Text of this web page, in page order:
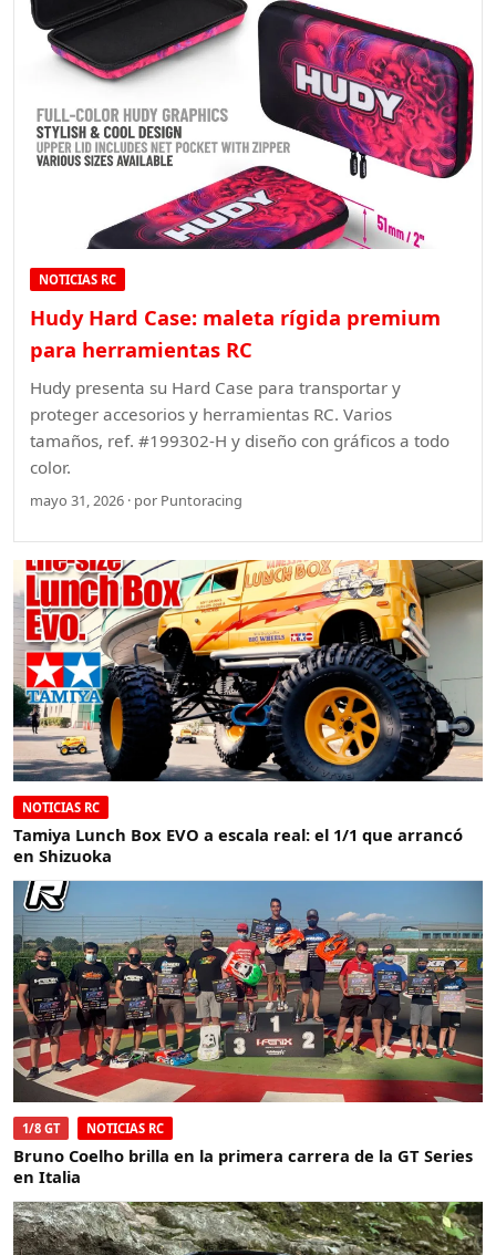
NOTICIAS RC
Hudy Hard Case: maleta rígida premium
para herramientas RC
Hudy presenta su Hard Case para transportar y
proteger accesorios y herramientas RC. Varios
tamaños, ref. #199302-H y diseño con gráficos a todo
color.
mayo 31, 2026 · por Puntoracing
NOTICIAS RC
Tamiya Lunch Box EVO a escala real: el 1/1 que arrancó
en Shizuoka
1/8 GT NOTICIAS RC
Bruno Coelho brilla en la primera carrera de la GT Series
en Italia